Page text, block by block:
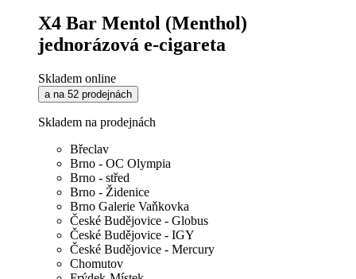
X4 Bar Mentol (Menthol)
jednorázová e-cigareta
Skladem online
a na 52 prodejnách
Skladem na prodejnách
Břeclav
Brno - OC Olympia
Brno - střed
Brno - Židenice
Brno Galerie Vaňkovka
České Budějovice - Globus
České Budějovice - IGY
České Budějovice - Mercury
Chomutov